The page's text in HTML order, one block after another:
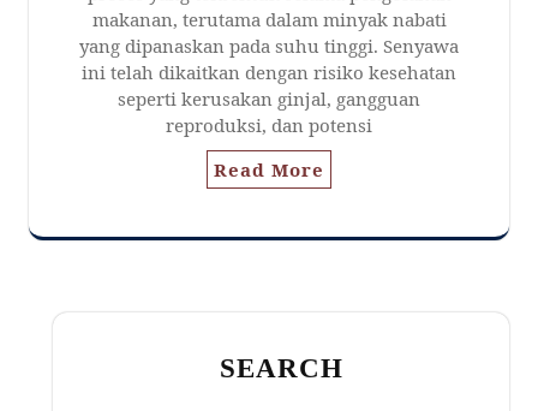
makanan, terutama dalam minyak nabati
yang dipanaskan pada suhu tinggi. Senyawa
ini telah dikaitkan dengan risiko kesehatan
seperti kerusakan ginjal, gangguan
reproduksi, dan potensi
Read More
SEARCH